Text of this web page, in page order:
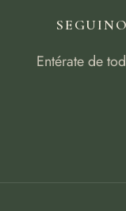
Entérate de